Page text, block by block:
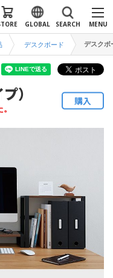
MENU
SEARCH
GLOBAL
デスクボード デスクボ
） 購入